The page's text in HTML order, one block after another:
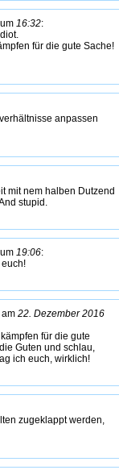
um 16:32:
für die gute Sache!
anpassen
mit nem halben Dutzend
stupid.
um 19:06:
22. Dezember 2016
für die gute
Guten und schlau,
ich euch, wirklich!
zugeklappt werden,